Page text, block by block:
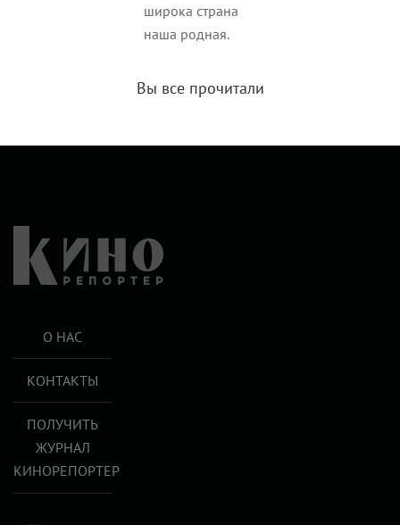
широка страна
наша родная.
Вы все прочитали
О НАС
КОНТАКТЫ
ПОЛУЧИТЬ
ЖУРНАЛ
КИНОРЕПОРТЕР